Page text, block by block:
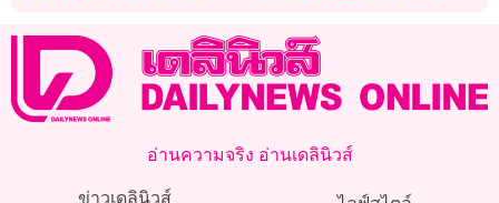
อ่านความจริง อ่านเดลินิวส์
ข่าวเดลินิวส์